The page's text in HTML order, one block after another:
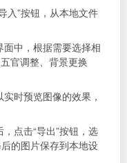
入”按钮，从本地文件
面中，根据需要选择相
官调整、背景更换
时预览图像的效果，
点击“导出”按钮，选
的图片保存到本地设